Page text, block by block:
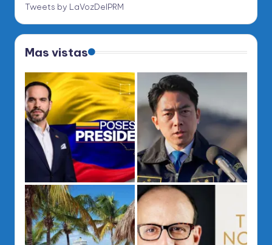
Tweets by LaVozDelPRM
Mas vistas